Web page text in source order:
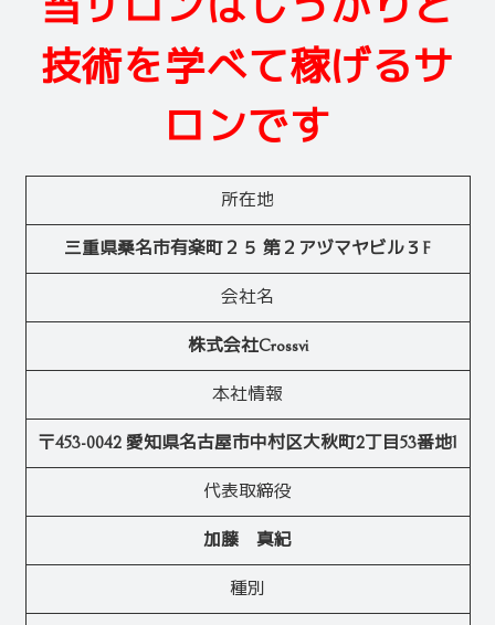
当サロンはしっかりと
技術を学べて稼げるサ
ロンです
所在地
三重県桑名市有楽町２５ 第２アヅマヤビル３F
会社名
株式会社Crossvi
本社情報
〒453-0042 愛知県名古屋市中村区大秋町2丁目53番地1
代表取締役
加藤 真紀
種別